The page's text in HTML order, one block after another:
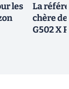
les
La
chère
G502 X